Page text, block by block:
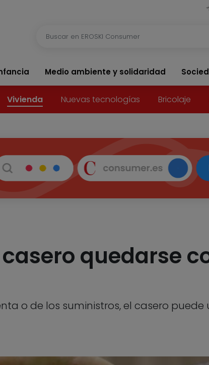
Medio ambiente y solidaridad
Vivienda Nuevas tecnologías Bricolaje
quedarse
o de los suministros, el casero puede